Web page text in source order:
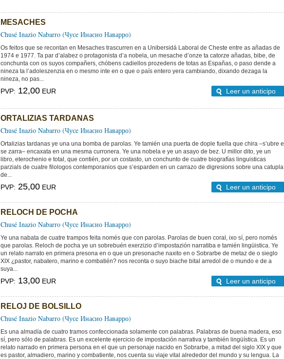
MESACHES
Chusé Inazio Nabarro (Чусe Инасио Наварро)
Os feitos que se recontan en Mesaches trascurren en a Unibersidá Laboral de Cheste entre as añadas de
1974 e 1977. Ta par d’alabez o protagonista d’a nobela, un mesache d’onze ta catorze añadas, bibe, de
conchunta con os suyos compañers, chóbens cadiellos prozedens de totas as Españas, o paso dende a
nineza ta l’adoleszenzia en o mesmo inte en o que o país entero yera cambiando, dixando dezaga la
nineza, no pas...
PVP: 12,00 EUR Leer un anticipo
ORTALIZIAS TARDANAS
Chusé Inazio Nabarro (Чусe Инасио Наварро)
Ortalizias tardanas ye una una bomba de parolas. Ye tamién una puerta de dople fuella que chira –s’ubre e
se zarra– encaxata en una mesma curronera. Ye una nobela e ye un asayo de bez. U millor dito, ye un
libro, eterochenio e total, que contién, por un costasto, un conchunto de cuatre biografías linguisticas
parzials de cuatre filologos contemporanios que s’esparden en un carrazo de digresions sobre una catupla
de...
PVP: 25,00 EUR Leer un anticipo
RELOCH DE POCHA
Chusé Inazio Nabarro (Чусe Инасио Наварро)
Ye una nabata de cuatre trampos feita només que con parolas. Parolas de buen coral, ixo sí, pero només
que parolas. Reloch de pocha ye un sobrebuén exerzizio d’impostazión narratiba e tamién lingüistica. Ye
un relato narrato en primera presona en o que un presonache naxito en o Sobrarbe de metaz de o sieglo
XIX ¿pastor, nabatero, marino e combatién? nos reconta o suyo biache bital arredol de o mundo e de a
suya...
PVP: 13,00 EUR Leer un anticipo
RELOJ DE BOLSILLO
Chusé Inazio Nabarro (Чусe Инасио Наварро)
Es una almadía de cuatro tramos confeccionada solamente con palabras. Palabras de buena madera, eso
sí, pero sólo de palabras. Es un excelente ejercicio de impostación narrativa y también lingüística. Es un
relato narrado en primera persona en el que un personaje nacido en Sobrarbe, a mitad del siglo XIX y que
es pastor, almadiero, marino y combatiente, nos cuenta su viaje vital alrededor del mundo y su lengua. La